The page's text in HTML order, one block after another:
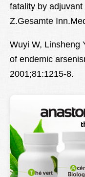
fatality by
Z.Gesamte
Wuyi W, Linsheng
of endemic
2001;81:1215-8.